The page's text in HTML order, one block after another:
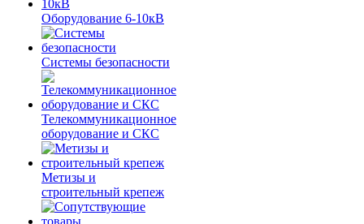
Оборудование 6-10кВ
Системы безопасности
Телекоммуникационное
оборудование и СКС
Метизы и
строительный крепеж